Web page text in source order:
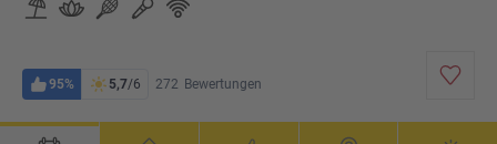
95% 5,7/6 272 Bewertungen